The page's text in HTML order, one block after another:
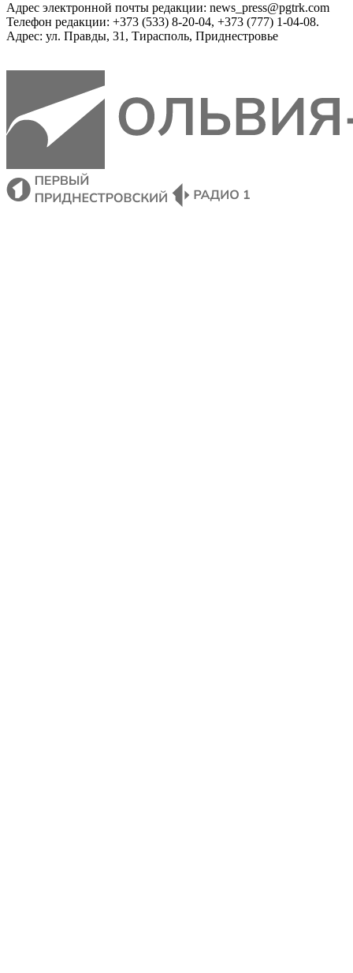
Адрес электронной почты редакции: news_press@pgtrk.com
Телефон редакции: +373 (533) 8-20-04, +373 (777) 1-04-08.
Адрес: ул. Правды, 31, Тирасполь, Приднестровье